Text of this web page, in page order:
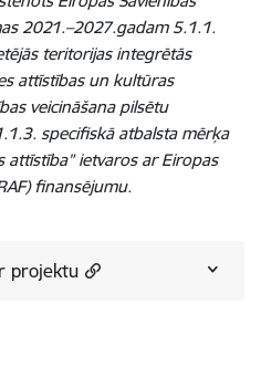
2021.–2027.gadam 5.1.1.
teritorijas integrētās
attīstības un kultūras
veicināšana pilsētu
specifiskā atbalsta mērķa
attīstība” ietvaros ar Eiropas
finansējumu.
projektu